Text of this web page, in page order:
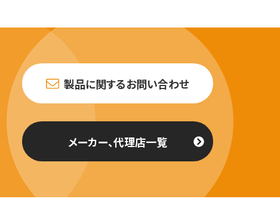
製品に関するお問い合わせ
メーカー、代理店一覧